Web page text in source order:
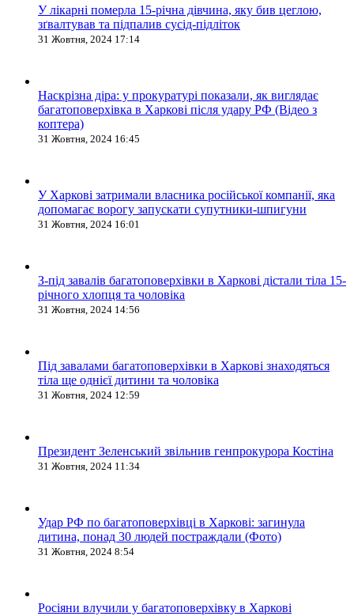
У лікарні померла 15-річна дівчина, яку бив цеглою,
зґвалтував та підпалив сусід-підліток
31 Жовтня, 2024 17:14
Наскрізна діра: у прокуратурі показали, як виглядає
багатоповерхівка в Харкові після удару РФ (Відео з
коптера)
31 Жовтня, 2024 16:45
У Харкові затримали власника російської компанії, яка
допомагає ворогу запускати супутники-шпигуни
31 Жовтня, 2024 16:01
З-під завалів багатоповерхівки в Харкові дістали тіла 15-
річного хлопця та чоловіка
31 Жовтня, 2024 14:56
Під завалами багатоповерхівки в Харкові знаходяться
тіла ще однієї дитини та чоловіка
31 Жовтня, 2024 12:59
Президент Зеленський звільнив генпрокурора Костіна
31 Жовтня, 2024 11:34
Удар РФ по багатоповерхівці в Харкові: загинула
дитина, понад 30 людей постраждали (Фото)
31 Жовтня, 2024 8:54
Росіяни влучили у багатоповерхівку в Харкові